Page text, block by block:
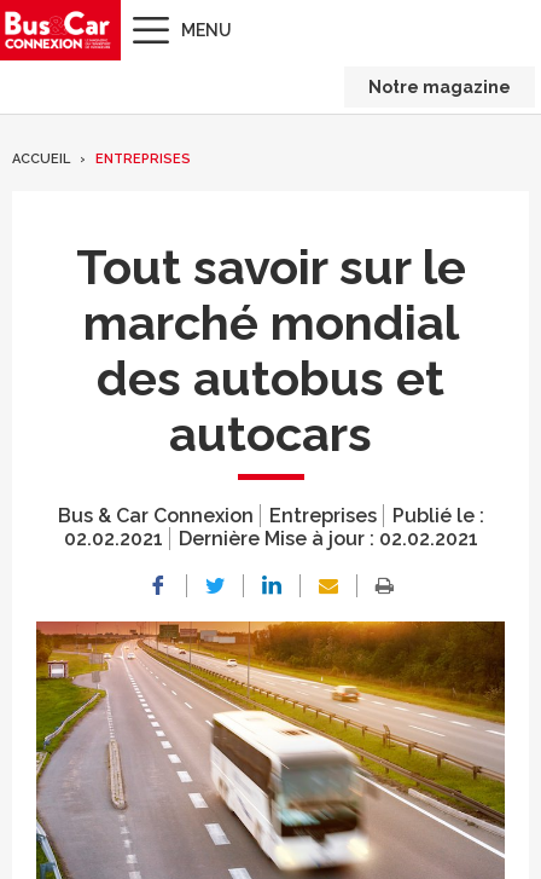
MENU
Notre magazine
ACCUEIL ENTREPRISES
Tout savoir sur le
marché mondial
des autobus et
autocars
Bus & Car Connexion Entreprises
Publié le :
02.02.2021
Dernière Mise à jour : 02.02.2021